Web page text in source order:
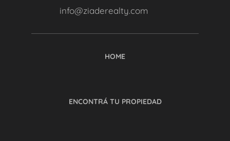
info@ziaderealty.com
HOME
ENCONTRÁ TU PROPIEDAD